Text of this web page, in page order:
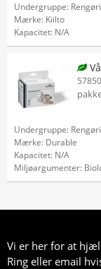
Undergruppe:
Mærke: Kiilto
Kapacitet: N/A
Undergruppe:
Mærke: Durable
Kapacitet: N/A
Miljøargumenter:
Vi er her for at
Ring eller email